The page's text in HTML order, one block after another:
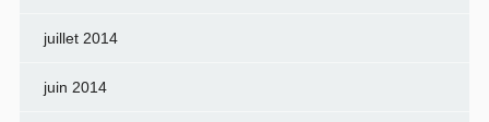
juillet 2014
juin 2014